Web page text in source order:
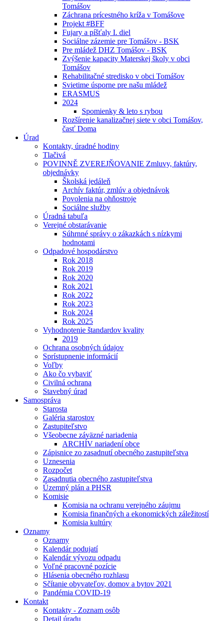
Tomášov
Záchrana prícestného kríža v Tomášove
Projekt #BFF
Fujary a píšťaly I. diel
Sociálne zázemie pre Tomášov - BSK
Pre mládež DHZ Tomášov - BSK
Zvýšenie kapacity Materskej školy v obci
Tomášov
Rehabilitačné stredisko v obci Tomášov
Svietime úsporne pre našu mládež
ERASMUS
2024
Spomienky & leto s rybou
Rozšírenie kanalizačnej siete v obci Tomášov,
časť Doma
Úrad
Kontakty, úradné hodiny
Tlačivá
POVINNĚ ZVEREJŇOVANIE Zmluvy, faktúry,
objednávky
Školská jedáleň
Archív faktúr, zmlúv a objednávok
Povolenia na ohňostroje
Sociálne služby
Úradná tabuľa
Verejné obstarávanie
Súhrnné správy o zákazkách s nízkymi
hodnotami
Odpadové hospodárstvo
Rok 2018
Rok 2019
Rok 2020
Rok 2021
Rok 2022
Rok 2023
Rok 2024
Rok 2025
Vyhodnotenie štandardov kvality
2019
Ochrana osobných údajov
Sprístupnenie informácií
Voľby
Ako čo vybaviť
Civilná ochrana
Stavebný úrad
Samospráva
Starosta
Galéria starostov
Zastupiteľstvo
Všeobecne záväzné nariadenia
ARCHÍV nariadení obce
Zápisnice zo zasadnutí obecného zastupiteľstva
Uznesenia
Rozpočet
Zasadnutia obecného zastupiteľstva
Územný plán a PHSR
Komisie
Komisia na ochranu verejného záujmu
Komisia finančných a ekonomických záležitostí
Komisia kultúry
Oznamy
Oznamy
Kalendár podujatí
Kalendár vývozu odpadu
Voľné pracovné pozície
Hlásenia obecného rozhlasu
Sčítanie obyvateľov, domov a bytov 2021
Pandémia COVID-19
Kontakt
Kontakty - Zoznam osôb
Detail úradu